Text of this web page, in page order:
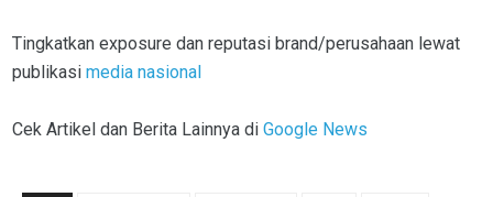
Tingkatkan exposure dan reputasi brand/perusahaan lewat
publikasi media nasional
Cek Artikel dan Berita Lainnya di Google News